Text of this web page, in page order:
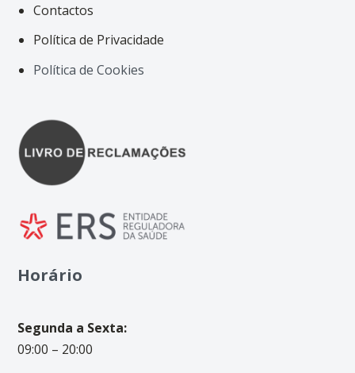
Contactos
Política de Privacidade
Política de Cookies
Horário
Segunda a Sexta:
09:00 – 20:00